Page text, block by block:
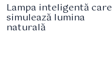
Lampa inteligentă care
simulează lumina
naturală